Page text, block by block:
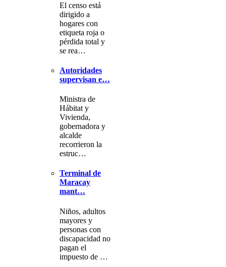
El censo está
dirigido a
hogares con
etiqueta roja o
pérdida total y
se rea…
Autoridades
supervisan e…
Ministra de
Hábitat y
Vivienda,
gobernadora y
alcalde
recorrieron la
estruc…
Terminal de
Maracay
mant…
Niños, adultos
mayores y
personas con
discapacidad no
pagan el
impuesto de …